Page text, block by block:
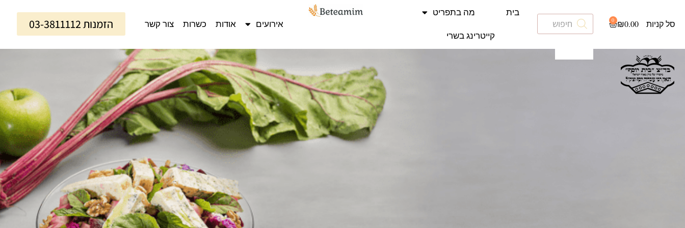
₪0.00
0
בית
מה בתפריט
קייטרינג בשרי
אירועים אודות כשרות צור קשר הזמנות 03-3811112